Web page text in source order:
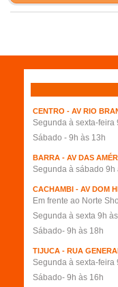
CENTRO - AV RIO
Segunda à sexta-feira
Sábado - 9h às 13h
BARRA - AV DAS
Segunda à sábado 9h
CACHAMBI - AV DOM
Em frente ao Norte
Segunda à sexta 9h
Sábado- 9h às 18h
TIJUCA - RUA
Segunda à sexta-feira
Sábado- 9h às 16h